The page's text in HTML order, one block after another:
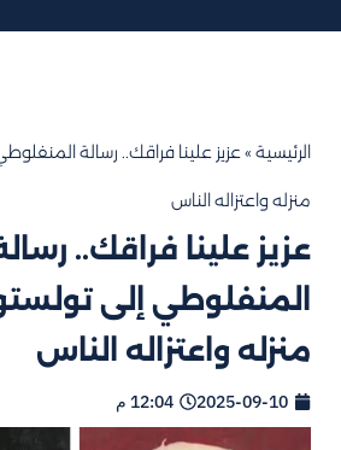
الرئيسية »عزيز علينا فراقك.. رسالة
منزله واعتزاله الناس
عزيز علينا فراقك..
المنفلوطي إلى
منزله واعتزاله الناس
2025-09-10 12:04 م